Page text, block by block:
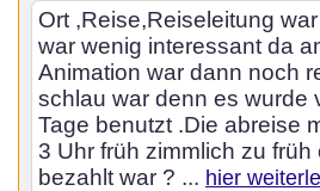
Ort ,Reise,Reiseleitung
war wenig interessant da
Animation war dann noch
schlau war denn es wurde
Tage benutzt .Die abreise
3 Uhr früh zimmlich zu früh
bezahlt war ? ... hier